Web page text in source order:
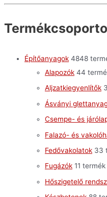
Építőanyagok 4848
Alapozók 44
Aljzatkiegyenlítők 3
Ásványi
Csempe- és
Falazó- és
Fedővakolatok 33
Fugázók 11 termék
Hőszigetelő